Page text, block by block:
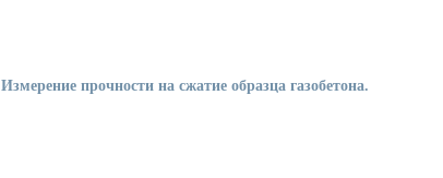
Измерение прочности на сжатие образца газобетона.